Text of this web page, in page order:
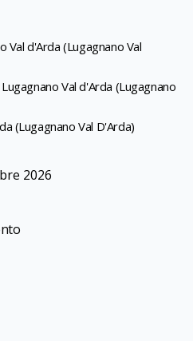
Val d'Arda (Lugagnano Val
Val d'Arda (Lugagnano
(Lugagnano Val D'Arda)
2026